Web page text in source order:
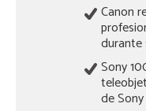
Canon
durante
Sony
de Sony